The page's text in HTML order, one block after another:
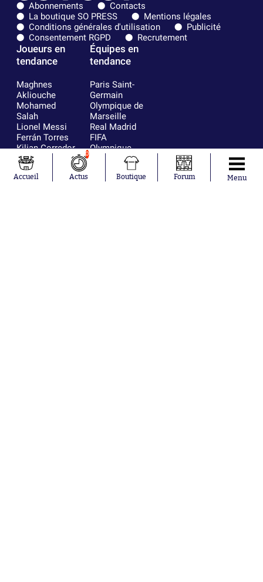
Abonnements
Contacts
La boutique SO PRESS
Mentions légales
Conditions générales d'utilisation
Publicité
Consentement RGPD
Recrutement
Joueurs en
tendance
Maghnes
Akliouche
Mohamed
Salah
Lionel Messi
Ferrán Torres
Kilian Corredor
Franco
Mastantuono
Orel Mangala
Équipes en
tendance
Paris Saint-
Germain
Olympique de
Marseille
Real Madrid
FIFA
Olympique
AS Monaco
FC Barcelone
Accueil
0
Actus Boutique Forum Menu